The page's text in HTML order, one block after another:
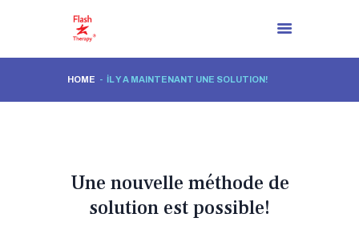
HOME İL Y A MAINTENANT UNE SOLUTION!
PAGE D’ACCUEIL
SOLUTION!
PROCESSUS DE
RÉSOLUTION
Une nouvelle méthode de
solution est possible!